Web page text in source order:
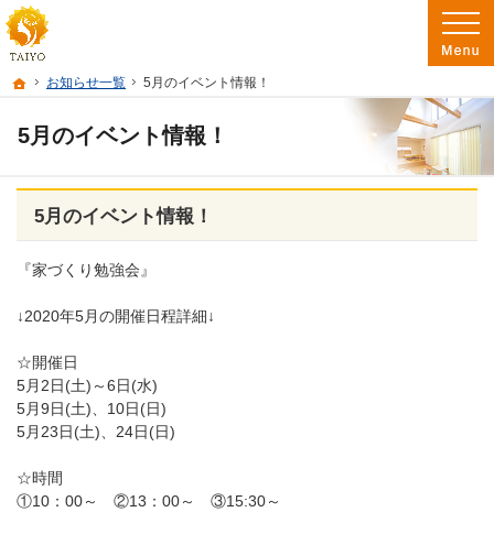
ホーム
お知らせ一覧 5月のイベント情報！
5月のイベント情報！
阿南市を中心に徳島南部で注文住宅・新築一戸建て・リフォームを手がけるた
徳島で注文住宅を建てるなら たいようホーム｜阿南市・徳島南部の地域密着工務店
5月のイベント情報！
『家づくり勉強会』
↓2020年5月の開催日程詳細↓
☆開催日
5月2日(土)～6日(水)
5月9日(土)、10日(日)
5月23日(土)、24日(日)
☆時間
①10：00～ ②13：00～ ③15:30～